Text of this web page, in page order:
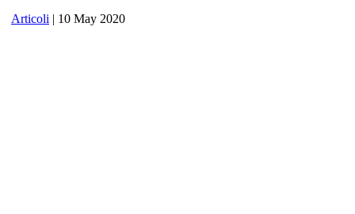
Articoli | 10 May 2020